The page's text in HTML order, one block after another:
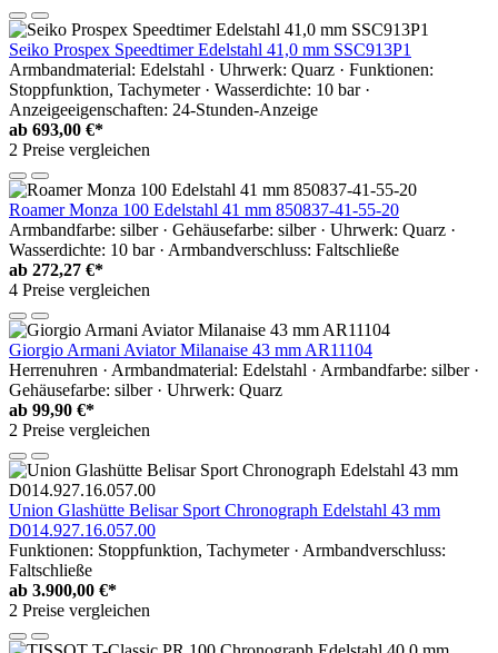
Seiko Prospex Speedtimer Edelstahl 41,0 mm SSC913P1
Armbandmaterial: Edelstahl · Uhrwerk: Quarz · Funktionen:
Stoppfunktion, Tachymeter · Wasserdichte: 10 bar ·
Anzeigeeigenschaften: 24-Stunden-Anzeige
ab 693,00 €*
2 Preise vergleichen
Roamer Monza 100 Edelstahl 41 mm 850837-41-55-20
Armbandfarbe: silber · Gehäusefarbe: silber · Uhrwerk: Quarz ·
Wasserdichte: 10 bar · Armbandverschluss: Faltschließe
ab 272,27 €*
4 Preise vergleichen
Giorgio Armani Aviator Milanaise 43 mm AR11104
Herrenuhren · Armbandmaterial: Edelstahl · Armbandfarbe: silber ·
Gehäusefarbe: silber · Uhrwerk: Quarz
ab 99,90 €*
2 Preise vergleichen
Union Glashütte Belisar Sport Chronograph Edelstahl 43 mm
D014.927.16.057.00
Funktionen: Stoppfunktion, Tachymeter · Armbandverschluss:
Faltschließe
ab 3.900,00 €*
2 Preise vergleichen